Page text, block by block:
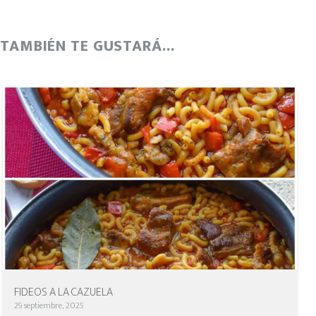
TAMBIÉN TE GUSTARÁ...
FIDEOS A LA CAZUELA
29 septiembre, 2025